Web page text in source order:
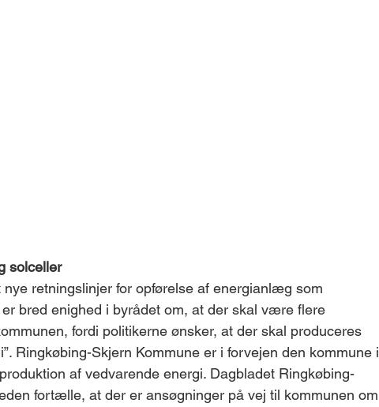
solceller
retningslinjer for opførelse af energianlæg som
bred enighed i byrådet om, at der skal være flere
fordi politikerne ønsker, at der skal produceres
Ringkøbing-Skjern Kommune er i forvejen den kommune i
af vedvarende energi. Dagbladet Ringkøbing-
fortælle, at der er ansøgninger på vej til kommunen om